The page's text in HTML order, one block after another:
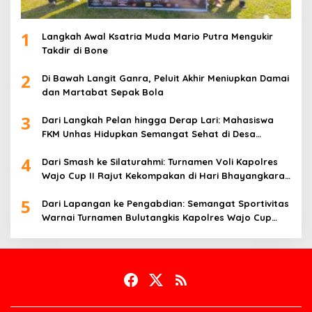
1
Langkah Awal Ksatria Muda Mario Putra Mengukir
Takdir di Bone
2
Di Bawah Langit Ganra, Peluit Akhir Meniupkan Damai
dan Martabat Sepak Bola
3
Dari Langkah Pelan hingga Derap Lari: Mahasiswa
FKM Unhas Hidupkan Semangat Sehat di Desa
4
Dari Smash ke Silaturahmi: Turnamen Voli Kapolres
Wajo Cup II Rajut Kekompakan di Hari Bhayangkara
5
Dari Lapangan ke Pengabdian: Semangat Sportivitas
Warnai Turnamen Bulutangkis Kapolres Wajo Cup